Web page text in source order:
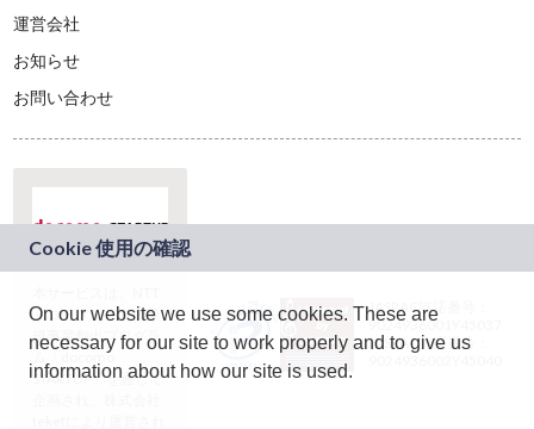
運営会社
お知らせ
お問い合わせ
ドコモグループの新
規事業創出プログラ
ム「docomo
STARTUP」を通じて
JASRAC許諾番号：
9024936001Y45037
JASRAC許諾番号：
On our website we use some cookies. These are
necessary for our site to work properly and to give us
information about how our site is used.